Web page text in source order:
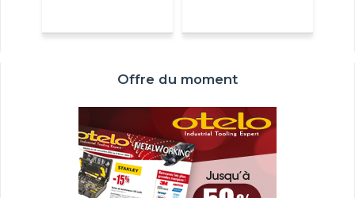
Offre du moment